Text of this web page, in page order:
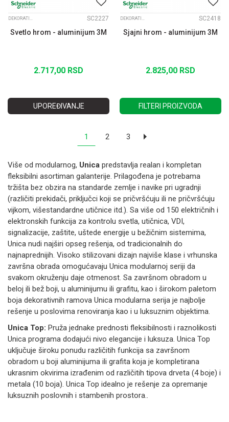
DEKORATIVNI RAMOVI UNICA TOP ALUM. MEDJURAM SC2227
Svetlo hrom - aluminijum 3M
2.717,00 RSD
DEKORATIVNI RAMOVI UNICA TOP ALUM. MEDJURAM SC2418
Sjajni hrom - aluminijum 3M
2.825,00 RSD
UPOREĐIVANJE FILTERI PROIZVODA
1 2 3
Više od modularnog, Unica predstavlja realan i kompletan
fleksibilni asortiman galanterije. Prilagođena je potrebama
tržišta bez obzira na standarde zemlje i navike pri ugradnji
(različiti prekidači, priključci koji se pričvršćuju ili ne pričvršćuju
vijkom, višestandardne utičnice itd.). Sa više od 150 električnih i
elektronskih funkcija za kontrolu svetla, utičnica, VDI,
signalizacije, zaštite, uštede energije u bežičnim sistemima,
Unica nudi najširi opseg rešenja, od tradicionalnih do
najnaprednijih. Visoko stilizovani dizajn najviše klase i vrhunska
završna obrada omogućavaju Unica modularnoj seriji da
svakom okruženju daje otmenost. Sa završnom obradom u
beloj ili bež boji, u aluminijumu ili grafitu, kao i širokom paletom
boja dekorativnih ramova Unica modularna serija je najbolje
rešenje u poslovima renoviranja kao i u luksuznim objektima.
Unica Top: Pruža jednake prednosti fleksibilnosti i raznolikosti
Unica programa dodajući nivo elegancije i luksuza. Unica Top
uključuje široku ponudu različitih funkcija sa završnom
obradom u boji aluminijuma ili grafita koja je kompletirana
ukrasnim okvirima izrađenim od različitih tipova drveta (4 boje) i
metala (10 boja). Unica Top idealno je rešenje za opremanje
luksuznih poslovnih i stambenih prostora..